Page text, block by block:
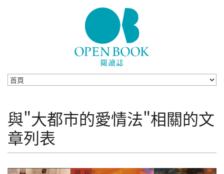
與"大都市的愛情法"相關的文
章列表